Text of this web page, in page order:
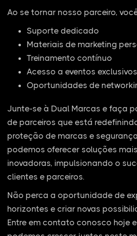
Ao se tornar nosso parceiro,
Suporte dedicado
Materiais de marketing
Treinamento contínuo
Acesso a eventos exclusivos
Oportunidades de
Junte-se à Dual Marcas e faça
de parceiros que está
proteção de marcas e
podemos oferecer soluções
inovadoras, impulsionando o
clientes e parceiros.
Não perca a oportunidade de
horizontes e criar novas
Entre em contato conosco hoje